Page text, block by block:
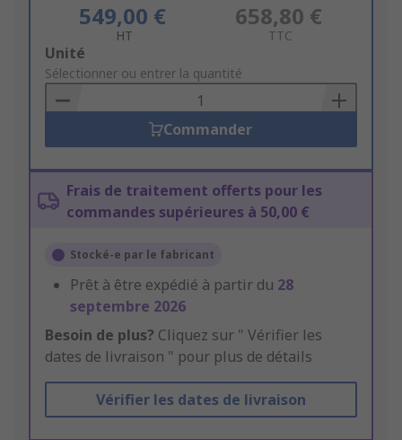
549,00 €
HT
658,80 €
TTC
Add
to
Basket
Unité
Sélectionner ou entrer la quantité
Commander
Frais de traitement offerts pour les
commandes supérieures à 50,00 €
Stocké-e par le fabricant
Prêt à être expédié à partir du 28
septembre 2026
Besoin de plus? Cliquez sur " Vérifier les
dates de livraison " pour plus de détails
Vérifier les dates de livraison